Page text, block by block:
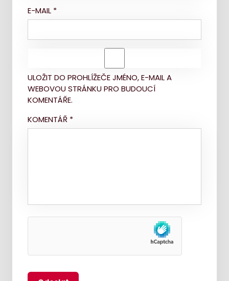
E-MAIL *
ULOŽIT DO PROHLÍŽEČE JMÉNO, E-MAIL A
WEBOVOU STRÁNKU PRO BUDOUCÍ
KOMENTÁŘE.
KOMENTÁŘ *